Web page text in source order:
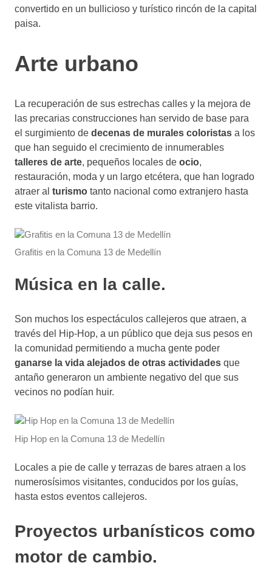
convertido en un bullicioso y turístico rincón de la capital
paisa.
Arte urbano
La recuperación de sus estrechas calles y la mejora de
las precarias construcciones han servido de base para
el surgimiento de decenas de murales coloristas a los
que han seguido el crecimiento de innumerables
talleres de arte, pequeños locales de ocio,
restauración, moda y un largo etcétera, que han logrado
atraer al turismo tanto nacional como extranjero hasta
este vitalista barrio.
Grafitis en la Comuna 13 de Medellín
Música en la calle.
Son muchos los espectáculos callejeros que atraen, a
través del Hip-Hop, a un público que deja sus pesos en
la comunidad permitiendo a mucha gente poder
ganarse la vida alejados de otras actividades que
antaño generaron un ambiente negativo del que sus
vecinos no podían huir.
Hip Hop en la Comuna 13 de Medellín
Locales a pie de calle y terrazas de bares atraen a los
numerosísimos visitantes, conducidos por los guías,
hasta estos eventos callejeros.
Proyectos urbanísticos como
motor de cambio.